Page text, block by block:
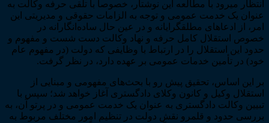
انتظار می­رود با مطالعه این نوشتار، خصوصاً با تلقی حرفه وکالت به
عنوان یک خدمت عمومی و توجه به الزامات حقوقی و مدیریتی این
امر، از ادعاهای مطلق­گرایانه و در عین حال ساده‌­انگارانه در
خصوص استقلال کامل حرفه و نهاد وکالت دست شست و مفهوم و
حدود این استقلال را در ارتباط با وظایفی که دولت (در مفهوم عام
خود) در تأمین خدمات عمومی بر عهده دارد، در نظر گرفت.
بر این اساس، تحقیق پیش رو با بحث­‌های مفهومی و مبنایی از
استقلال وکیل و کانون وکلای دادگستری آغاز خواهد شد؛ سپس با
تبیین وکالت دادگستری به عنوان یک خدمت عمومی و در پرتو آن، به
بررسی حدود و قلمرو نقش دولت در تنظیم امور مختلف مربوط به